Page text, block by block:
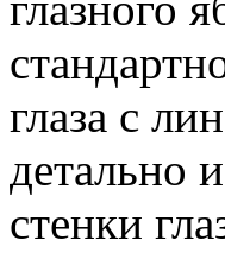
глаза с
детально
стенки